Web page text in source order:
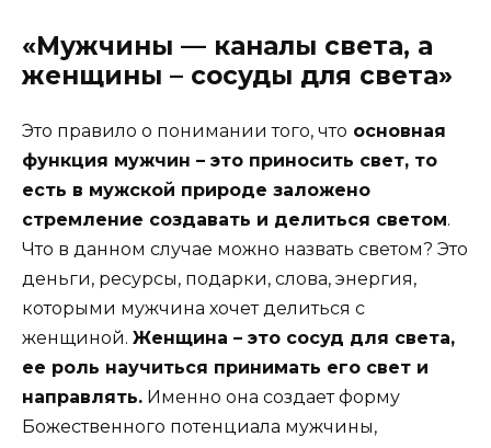
«Мужчины — каналы света, а
женщины – сосуды для света»
Это правило о понимании того, что основная
функция мужчин – это приносить свет, то
есть в мужской природе заложено
стремление создавать и делиться светом.
Что в данном случае можно назвать светом? Это
деньги, ресурсы, подарки, слова, энергия,
которыми мужчина хочет делиться с
женщиной. Женщина – это сосуд для света,
ее роль научиться принимать его свет и
направлять. Именно она создает форму
Божественного потенциала мужчины,